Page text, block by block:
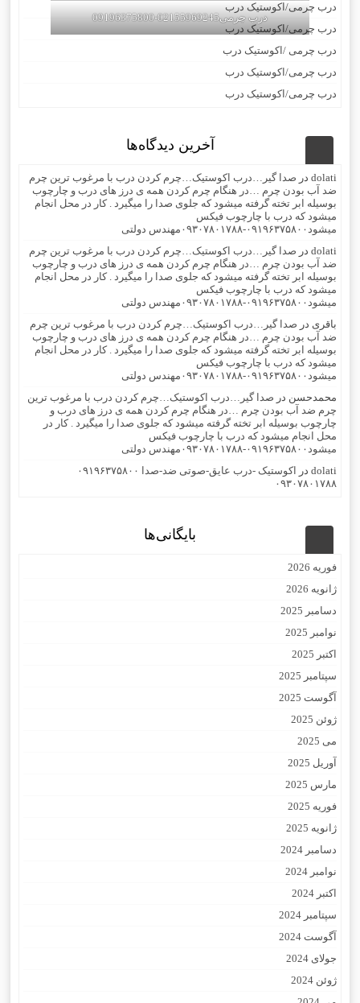
درب چرمی02155969245-09196375800
درب چرمی/اکوستیک درب
درب چرمی/اکوستیک درب
درب چرمی /اکوستیک درب
درب چرمی/اکوستیک درب
درب چرمی/اکوستیک درب
آخرین دیدگاه‌ها
dolati در صدا گیر…درب اکوستیک…چرم کردن درب با مرغوب ترین چرم
ضد آب بودن چرم …در هنگام چرم کردن همه ی درز های درب و چارچوب
بوسیله ابر تخته گرفته میشود که جلوی صدا را میگیرد . کار در محل انجام
میشود که درب با چارچوب فیکس
میشود۰۹۱۹۶۳۷۵۸۰۰-۰۹۳۰۷۸۰۱۷۸۸مهندس دولتی
dolati در صدا گیر…درب اکوستیک…چرم کردن درب با مرغوب ترین چرم
ضد آب بودن چرم …در هنگام چرم کردن همه ی درز های درب و چارچوب
بوسیله ابر تخته گرفته میشود که جلوی صدا را میگیرد . کار در محل انجام
میشود که درب با چارچوب فیکس
میشود۰۹۱۹۶۳۷۵۸۰۰-۰۹۳۰۷۸۰۱۷۸۸مهندس دولتی
باقری در صدا گیر…درب اکوستیک…چرم کردن درب با مرغوب ترین چرم
ضد آب بودن چرم …در هنگام چرم کردن همه ی درز های درب و چارچوب
بوسیله ابر تخته گرفته میشود که جلوی صدا را میگیرد . کار در محل انجام
میشود که درب با چارچوب فیکس
میشود۰۹۱۹۶۳۷۵۸۰۰-۰۹۳۰۷۸۰۱۷۸۸مهندس دولتی
محمدحسن در صدا گیر…درب اکوستیک…چرم کردن درب با مرغوب ترین
چرم ضد آب بودن چرم …در هنگام چرم کردن همه ی درز های درب و
چارچوب بوسیله ابر تخته گرفته میشود که جلوی صدا را میگیرد . کار در
محل انجام میشود که درب با چارچوب فیکس
میشود۰۹۱۹۶۳۷۵۸۰۰-۰۹۳۰۷۸۰۱۷۸۸مهندس دولتی
dolati در
اکوستیک -درب عایق-صوتی ضد-صدا ۰۹۱۹۶۳۷۵۸۰۰
۰۹۳۰۷۸۰۱۷۸۸
بایگانی‌ها
فوریه 2026
ژانویه 2026
دسامبر 2025
نوامبر 2025
اکتبر 2025
سپتامبر 2025
آگوست 2025
ژوئن 2025
می 2025
آوریل 2025
مارس 2025
فوریه 2025
ژانویه 2025
دسامبر 2024
نوامبر 2024
اکتبر 2024
سپتامبر 2024
آگوست 2024
جولای 2024
ژوئن 2024